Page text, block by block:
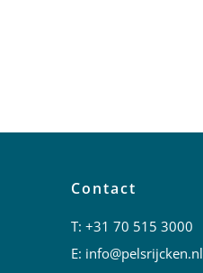
Contact
T:+31 70 515 3000
E: info@pelsrijcken.nl